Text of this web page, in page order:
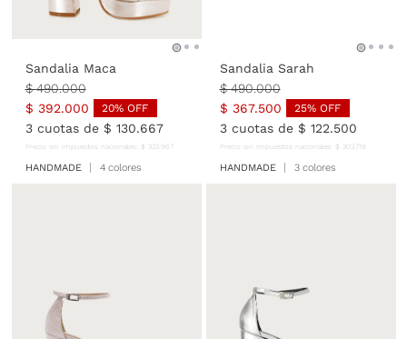
Sandalia Maca
$ 490.000
$ 392.000 20% OFF
3cuotas de $ 130.667
Precio sin impuestos nacionales: $ 323 967
HANDMADE 4 colores
Sandalia Sarah
$ 490.000
$ 367.500 25% OFF
3cuotas de $ 122.500
Precio sin impuestos nacionales: $ 303 719
HANDMADE 3 colores